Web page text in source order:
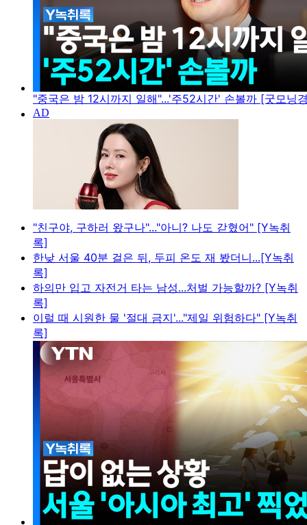
"중국은 밤 12시까지 일해"...'주52시간' 손볼까 [굿모닝
"친구야, 구하러 왔구나"..."아니? 나도 갇혔어" [Y녹취
록]
한낮 서울 40분 걸은 뒤, 두피 온도 재 봤더니...[Y녹취
록]
하의만 입고 자전거 타는 남성...처벌 가능할까? [Y녹취
록]
이럴 때 시원한 물 '절대 금지'..."제일 위험하다" [Y녹취
록]